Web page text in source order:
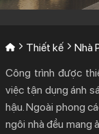
Thiết kế Nhà
Công trình được
việc tận dụng ánh
hậu. Ngoài phong
ngôi nhà đều mang